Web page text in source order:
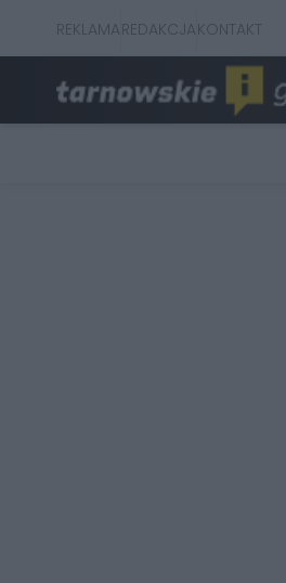
REKLAMAREDAKCJAKONTAKT